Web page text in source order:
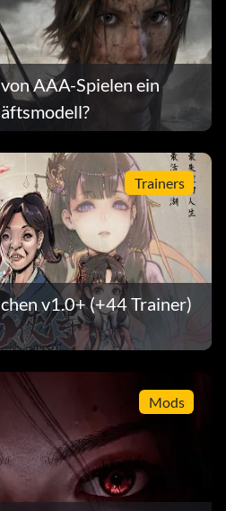
AAA-Spielen ein
Trainers
v1.0+ (+44 Trainer)
Mods